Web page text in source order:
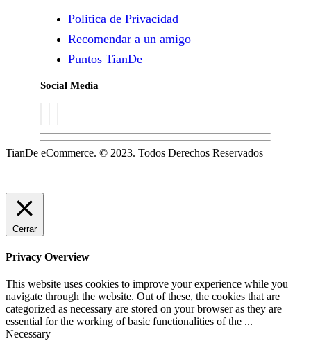
Politica de Privacidad
Recomendar a un amigo
Puntos TianDe
Social Media
TianDe eCommerce. © 2023. Todos Derechos Reservados
Cerrar
Privacy Overview
This website uses cookies to improve your experience while you
navigate through the website. Out of these, the cookies that are
categorized as necessary are stored on your browser as they are
essential for the working of basic functionalities of the ...
Necessary